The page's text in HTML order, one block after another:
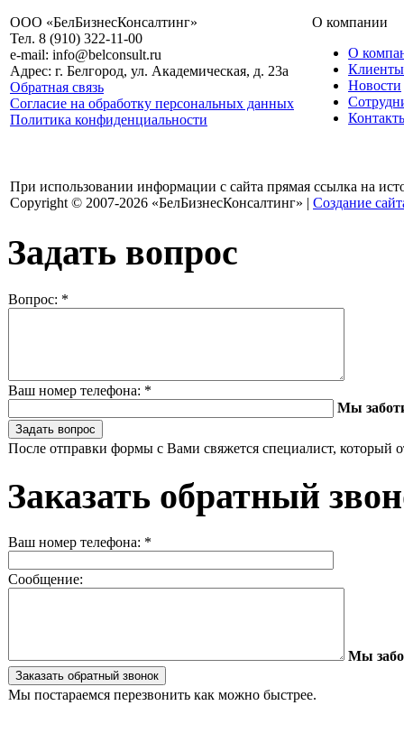
ООО «БелБизнесКонсалтинг»
Тел. 8 (910) 322-11-00
e-mail: info@belconsult.ru
Адрес: г. Белгород, ул. Академическая, д. 23а
Обратная связь
Согласие на обработку персональных данных
Политика конфиденциальности
О компании
О
Клиенты
Новости
При использовании информации с сайта прямая ссылка на
Copyright © 2007-2026 «БелБизнесКонсалтинг» | Создание
Задать вопрос
Вопрос: *
Ваш номер телефона: *
Мы
После отправки формы с Вами свяжется специалист, который
Заказать обратный
Ваш номер телефона: *
Сообщение:
Мы
Мы постараемся перезвонить как можно быстрее.